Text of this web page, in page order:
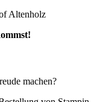
Altenholz
machen?